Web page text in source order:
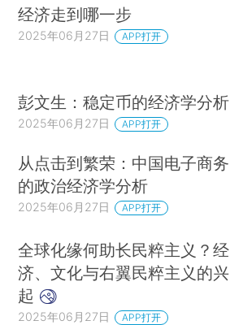
经济走到哪一步
2025年06月27日 APP打开
彭文生：稳定币的经济学分析
2025年06月27日 APP打开
从点击到繁荣：中国电子商务
的政治经济学分析
2025年06月27日 APP打开
全球化缘何助长民粹主义？经
济、文化与右翼民粹主义的兴
起
2025年06月27日 APP打开